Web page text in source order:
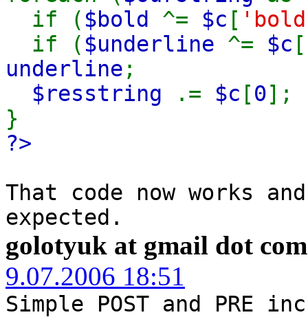
if ( $bold ^= $c [
if ( $underline ^= $c [
underline ;
$resstring
.= $c [0];
}
?>
That code now works
expected.
golotyuk at gmail dot com
9.07.2006 18:51
Simple POST and PRE